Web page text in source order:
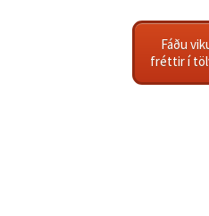
Fáðu
fréttir í